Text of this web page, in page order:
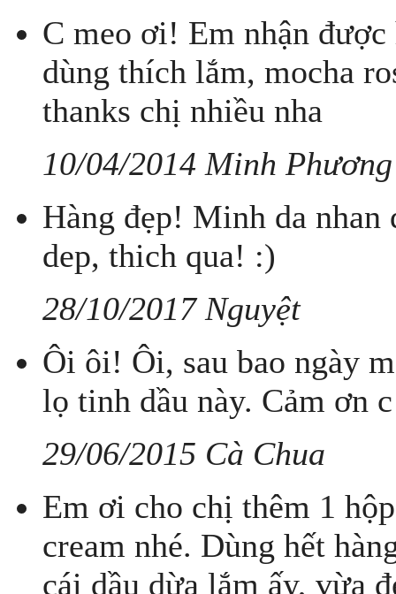
C meo ơi! Em nhận
dùng thích lắm, mocha
thanks chị nhiều nha
10/04/2014 Minh Phương
Hàng đẹp! Minh da
dep, thich qua! :)
28/10/2017 Nguyệt
Ôi ôi! Ôi, sau bao ngày
lọ tinh dầu này. Cảm ơn
29/06/2015 Cà Chua
Em ơi cho chị thêm 1
cream nhé. Dùng hết
cái dầu dừa lắm ấy, vừa